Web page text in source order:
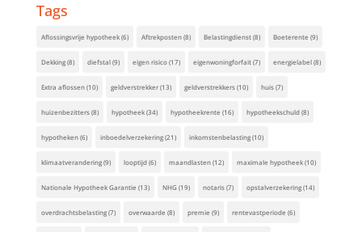
Tags
Aflossingsvrije hypotheek(6) Aftrekposten(8) Belastingdienst(8) Boeterente (9)
Dekking(8) diefstal(9) eigen risico(17) eigenwoningforfait(7) energielabel(8)
Extra aflossen(10) geldverstrekker(13) geldverstrekkers(10) huis(7)
huizenbezitters(8) hypotheek(34) hypotheekrente (16) hypotheekschuld(8)
hypotheken(6) inboedelverzekering(21) inkomstenbelasting(10)
klimaatverandering(9) looptijd(6) maandlasten(12) maximale hypotheek(10)
Nationale Hypotheek Garantie (13) NHG(19) notaris(7) opstalverzekering(14)
overdrachtsbelasting(7) overwaarde (8) premie (9) rentevastperiode (6)